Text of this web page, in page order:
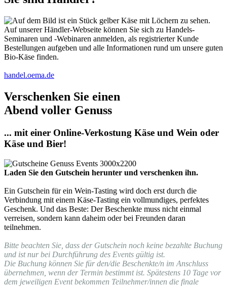
Auf unserer Händler-Webseite können Sie sich zu Handels-
Seminaren und -Webinaren anmelden, als registrierter Kunde
Bestellungen aufgeben und alle Informationen rund um unsere guten
Bio-Käse finden.
handel.oema.de
Verschenken Sie einen
Abend voller Genuss
... mit einer Online-Verkostung Käse und Wein oder
Käse und Bier!
Laden Sie den Gutschein herunter und verschenken ihn.
Ein Gutschein für ein Wein-Tasting wird doch erst durch die
Verbindung mit einem Käse-Tasting ein vollmundiges, perfektes
Geschenk. Und das Beste: Der Beschenkte muss nicht einmal
verreisen, sondern kann daheim oder bei Freunden daran
teilnehmen.
Bitte beachten Sie, dass der Gutschein noch keine bezahlte Buchung
und ist nur bei Durchführung des Events gültig ist.
Die Buchung können Sie für den/die Beschenkte/n im Anschluss
übernehmen, wenn der Termin bestimmt ist. Spätestens 10 Tage vor
dem jeweiligen Event bekommen Teilnehmer/innen die finale